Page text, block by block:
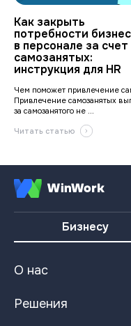
Как закрыть
потребности
в персонале за счет
самозанятых:
инструкция для HR
Чем поможет привлечение
Привлечение самозанятых
за самозанятого не ...
Читать статью
Бизнесу
О нас
Решения